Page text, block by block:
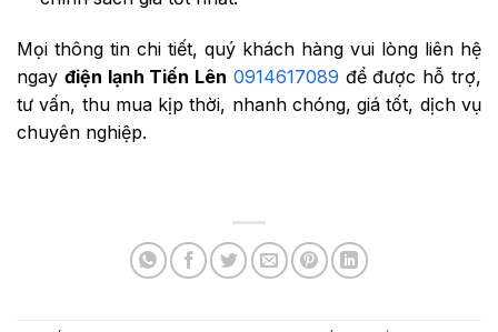
Mọi thông tin chi tiết, quý khách hàng vui lòng liên hệ
ngay điện lạnh Tiến Lên 0914617089 để được hỗ trợ,
tư vấn, thu mua kịp thời, nhanh chóng, giá tốt, dịch vụ
chuyên nghiệp.